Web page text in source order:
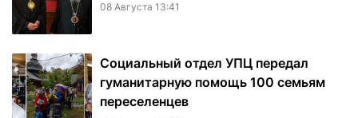
08 Августа 13:41
Социальный отдел УПЦ передал
гуманитарную помощь 100 семьям
переселенцев